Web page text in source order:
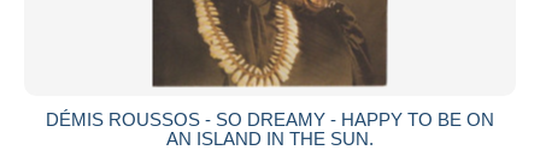
DÉMIS ROUSSOS - SO DREAMY - HAPPY TO BE ON
AN ISLAND IN THE SUN.